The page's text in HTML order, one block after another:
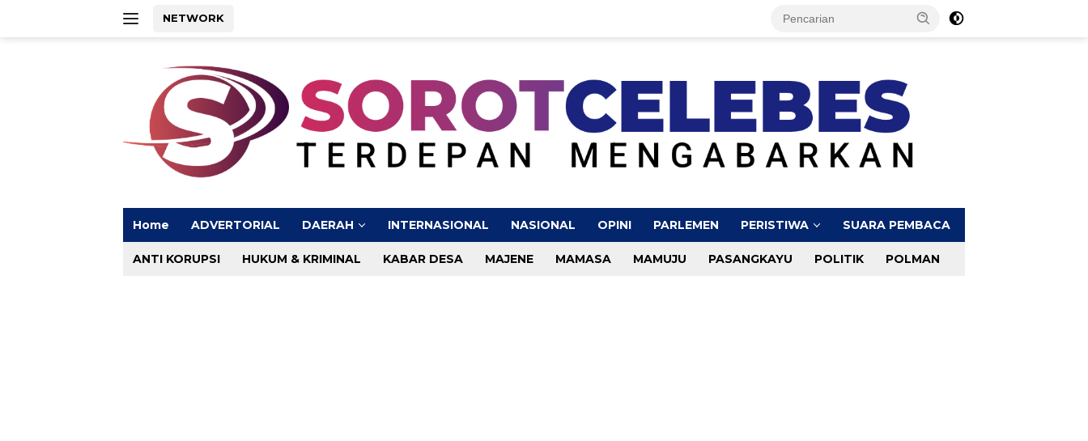
NETWORK
Home ADVERTORIAL DAERAH INTERNASIONAL NASIONAL OPINI PARLEMEN PERISTIWA SUARA PEMBACA
ANTI KORUPSI HUKUM & KRIMINAL KABAR DESA MAJENE MAMASA MAMUJU PASANGKAYU POLITIK POLMAN